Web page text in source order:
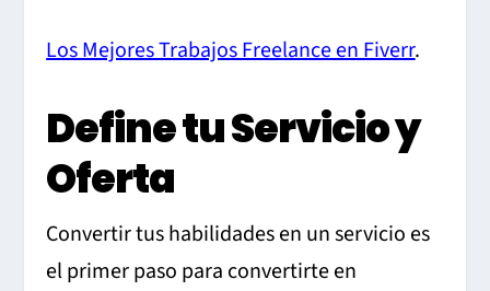
Los Mejores Trabajos Freelance en Fiverr.
Define tu Servicio y
Oferta
Convertir tus habilidades en un servicio es
el primer paso para convertirte en